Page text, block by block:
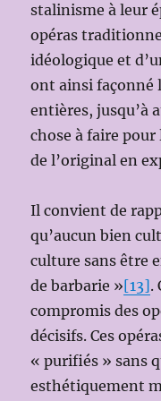
stalinisme à leur
opéras
idéologique et
ont ainsi façonné
entières, jusqu’à
chose à faire
de l’original en
Il convient de
qu’aucun bien
culture sans être
de barbarie »[13].
compromis des
décisifs. Ces
« purifiés » sans
esthétiquement